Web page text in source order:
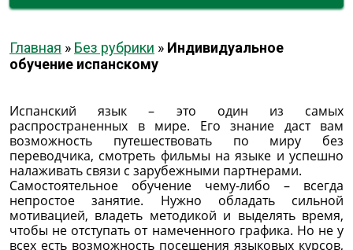
Главная » Без рубрики » Индивидуальное
обучение испанскому
Испанский язык – это один из самых
распространенных в мире. Его знание даст вам
возможность путешествовать по миру без
переводчика, смотреть фильмы на языке и успешно
налаживать связи с зарубежными партнерами.
Самостоятельное обучение чему-либо – всегда
непростое занятие. Нужно обладать сильной
мотивацией, владеть методикой и выделять время,
чтобы не отступать от намеченного графика. Но не у
всех есть возможность посещения языковых курсов,